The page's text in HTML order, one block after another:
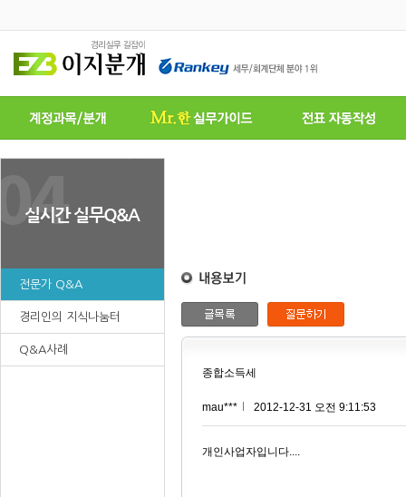
전문가 Q&A
경리인의 지식나눔터
Q&A사례
종합소득세
mau*** 2012-12-31 오전 9:11:53
개인사업자입니다....